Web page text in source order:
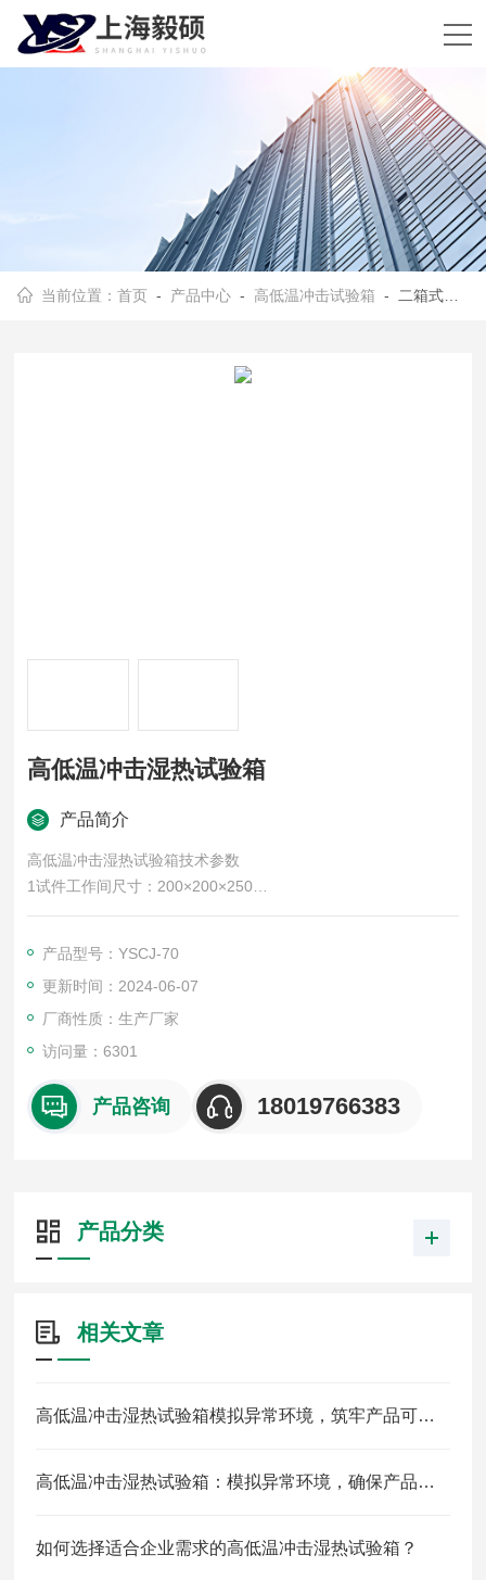
当前位置：首页 - 产品中心 - 高低温冲击试验箱 - 二箱式高低温冲击试验箱
高低温冲击湿热试验箱
产品简介
高低温冲击湿热试验箱技术参数
1试件工作间尺寸：200×200×250
2温度上限：+100℃
4温度偏差：±1℃
5温度波动度：±0.5℃
6温度恢复时间：5min
7温度恢复条件：高温+80℃保温≥30min，低温-70℃保温≥50mi
产品型号：YSCJ-70
更新时间：2024-06-07
厂商性质：生产厂家
访问量：6301
产品咨询 18019766383
产品分类
相关文章
高低温冲击湿热试验箱模拟异常环境，筑牢产品可靠性防线
高低温冲击湿热试验箱：模拟异常环境，确保产品质量
如何选择适合企业需求的高低温冲击湿热试验箱？